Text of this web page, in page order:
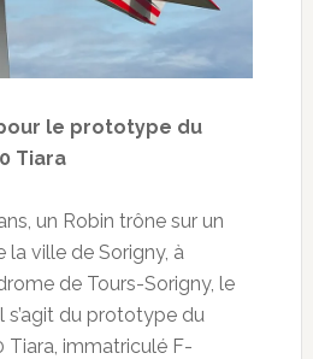
le prototype du
Tiara
un Robin trône sur un
la ville de Sorigny, à
de Tours-Sorigny, le
s’agit du prototype du
Tiara, immatriculé F-